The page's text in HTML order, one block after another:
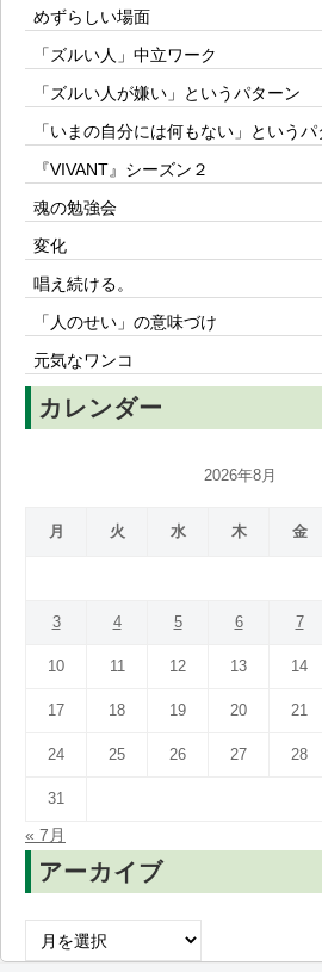
めずらしい場面
「ズルい人」中立ワーク
「ズルい人が嫌い」というパターン
「いまの自分には何もない」というパ
『VIVANT』シーズン２
魂の勉強会
変化
唱え続ける。
「人のせい」の意味づけ
元気なワンコ
カレンダー
2026年8月
月 火 水 木 金
3 4 5 6 7
10 11 12 13 14
17 18 19 20 21
24 25 26 27 28
31
« 7月
アーカイブ
ー